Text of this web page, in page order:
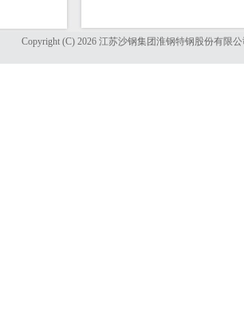
Copyright (C) 2026 江苏沙钢集团淮钢特钢股份有限